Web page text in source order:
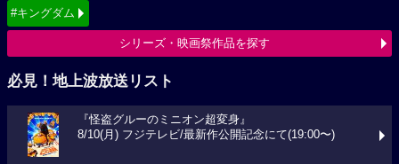
#キングダム
シリーズ・映画祭作品を探す
必見！地上波放送リスト
『怪盗グルーのミニオン超変身』
8/10(月) フジテレビ/最新作公開記念にて(19:00〜)